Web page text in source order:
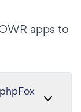
apps to